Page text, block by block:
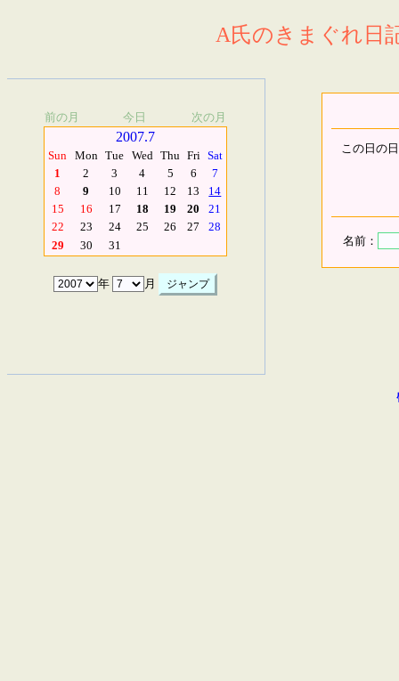
A氏のきまぐれ日
前の月 今日 次の月
2007.7
Sun Mon Tue Wed Thu Fri Sat
1
2 3 4 5 6
7
8
9 10 11 12 13
14
15
16 17 18 19 20
21
22
23 24 25 26 27
28
29
30 31
年 月
この日の
名前：